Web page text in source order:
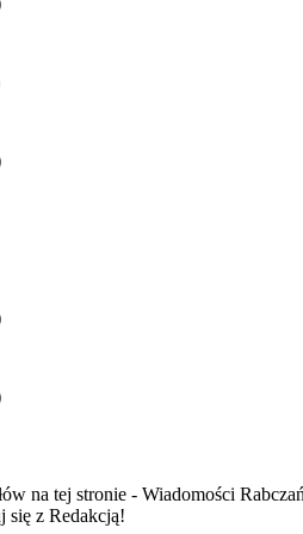
na tej stronie - Wiadomości
się z Redakcją!